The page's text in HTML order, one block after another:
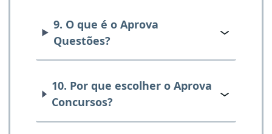
9. O que é o Aprova
Questões?
10. Por que escolher o Aprova
Concursos?